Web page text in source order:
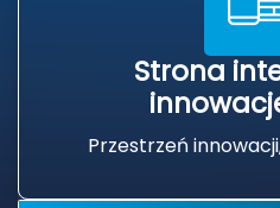
Strona
Przestrzeń